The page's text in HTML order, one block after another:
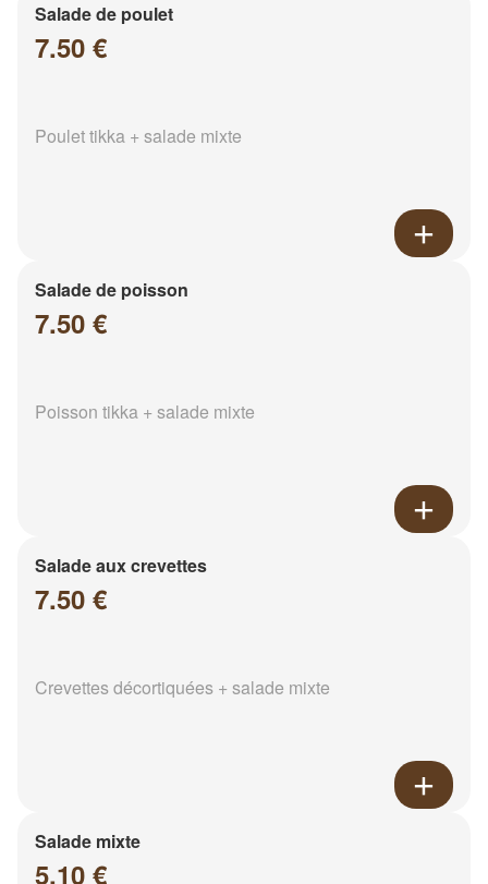
Salade de poulet
7.50 €
Poulet tikka + salade mixte
Salade de poisson
7.50 €
Poisson tikka + salade mixte
Salade aux crevettes
7.50 €
Crevettes décortiquées + salade mixte
Salade mixte
5.10 €